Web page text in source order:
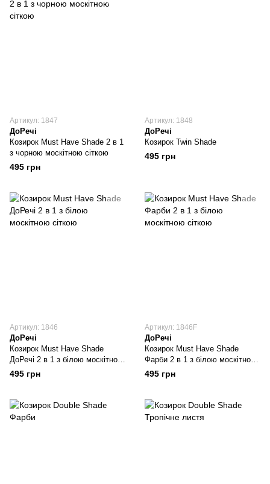
Артикул: 1847
ДоРечі
Козирок Must Have Shade 2 в 1
з чорною москітною сіткою
495 грн
Артикул: 1848
ДоРечі
Козирок Twin Shade
495 грн
Артикул: 1846
ДоРечі
Козирок Must Have Shade
ДоРечі 2 в 1 з білою москітною
сіткою
495 грн
Артикул: 1846F
ДоРечі
Козирок Must Have Shade
Фарби 2 в 1 з білою москітною
сіткою
495 грн